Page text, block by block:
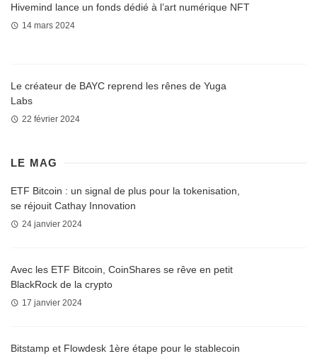
Hivemind lance un fonds dédié à l’art numérique NFT
14 mars 2024
Le créateur de BAYC reprend les rênes de Yuga
Labs
22 février 2024
LE MAG
ETF Bitcoin : un signal de plus pour la tokenisation,
se réjouit Cathay Innovation
24 janvier 2024
Avec les ETF Bitcoin, CoinShares se rêve en petit
BlackRock de la crypto
17 janvier 2024
Bitstamp et Flowdesk 1ère étape pour le stablecoin